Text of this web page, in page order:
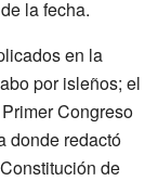
la fecha.
en la
por isleños; el
Congreso
donde redactó
de